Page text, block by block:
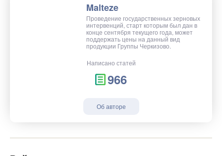
Malteze
Проведение государственных зерновых
интервенций, старт которым был дан в
конце сентября текущего года, может
поддержать цены на данный вид
продукции Группы Черкизово.
Написано статей
966
Об авторе